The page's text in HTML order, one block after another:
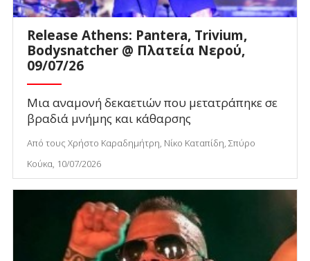
Release Athens: Pantera, Trivium,
Bodysnatcher @ Πλατεία Νερού,
09/07/26
Μια αναμονή δεκαετιών που μετατράπηκε σε
βραδιά μνήμης και κάθαρσης
Από τους Χρήστο Καραδημήτρη, Νίκο Καταπίδη, Σπύρο
Κούκα, 10/07/2026